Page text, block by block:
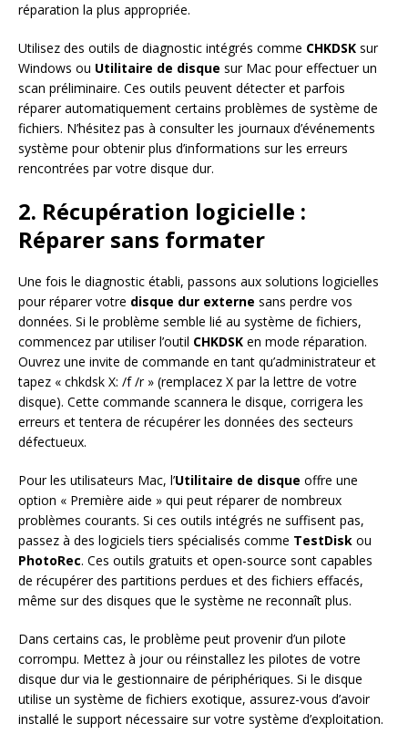
réparation la plus appropriée.
Utilisez des outils de diagnostic intégrés comme CHKDSK sur
Windows ou Utilitaire de disque sur Mac pour effectuer un
scan préliminaire. Ces outils peuvent détecter et parfois
réparer automatiquement certains problèmes de système de
fichiers. N’hésitez pas à consulter les journaux d’événements
système pour obtenir plus d’informations sur les erreurs
rencontrées par votre disque dur.
2. Récupération logicielle :
Réparer sans formater
Une fois le diagnostic établi, passons aux solutions logicielles
pour réparer votre disque dur externe sans perdre vos
données. Si le problème semble lié au système de fichiers,
commencez par utiliser l’outil CHKDSK en mode réparation.
Ouvrez une invite de commande en tant qu’administrateur et
tapez « chkdsk X: /f /r » (remplacez X par la lettre de votre
disque). Cette commande scannera le disque, corrigera les
erreurs et tentera de récupérer les données des secteurs
défectueux.
Pour les utilisateurs Mac, l’Utilitaire de disque offre une
option « Première aide » qui peut réparer de nombreux
problèmes courants. Si ces outils intégrés ne suffisent pas,
passez à des logiciels tiers spécialisés comme TestDisk ou
PhotoRec. Ces outils gratuits et open-source sont capables
de récupérer des partitions perdues et des fichiers effacés,
même sur des disques que le système ne reconnaît plus.
Dans certains cas, le problème peut provenir d’un pilote
corrompu. Mettez à jour ou réinstallez les pilotes de votre
disque dur via le gestionnaire de périphériques. Si le disque
utilise un système de fichiers exotique, assurez-vous d’avoir
installé le support nécessaire sur votre système d’exploitation.